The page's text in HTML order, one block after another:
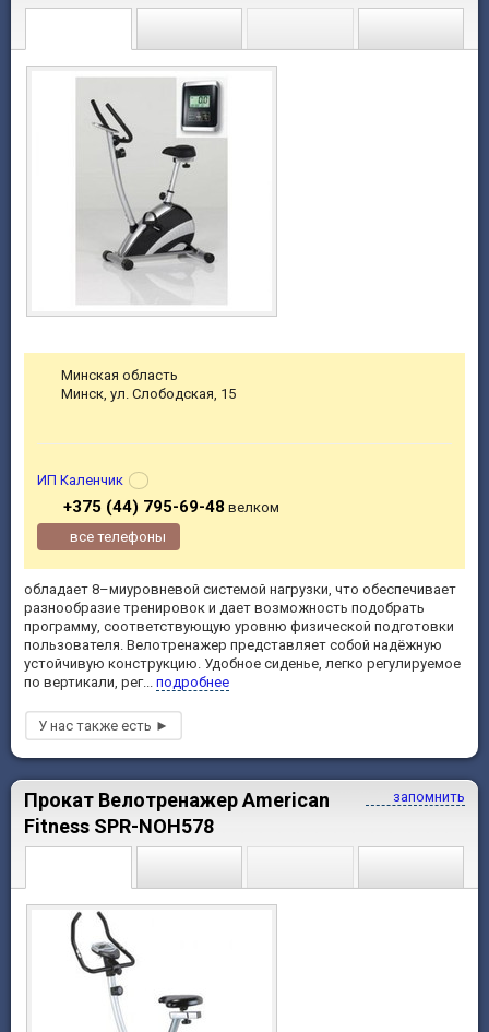
обладает 8–миуровневой системой нагрузки, что обеспечивает
разнообразие тренировок и дает возможность подобрать
программу, соответствующую уровню физической подготовки
пользователя. Велотренажер представляет собой надёжную
устойчивую конструкцию. Удобное сиденье, легко регулируемое
по вертикали, рег... подробнее
Минская область
Минск, ул. Слободская, 15
ИП Каленчик
+375 (44) 795-69-48 велком
все телефоны
запомнить
Прокат Велотренажер American
Fitness SPR-NOH578